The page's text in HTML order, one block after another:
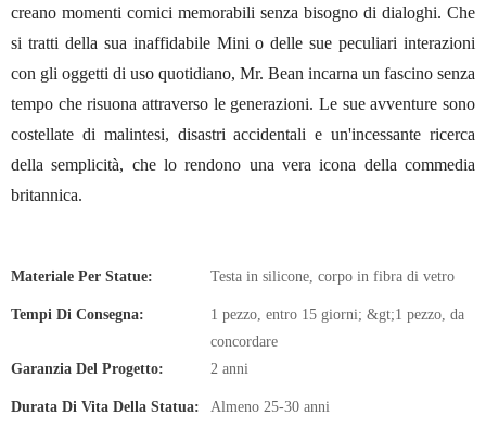
creano momenti comici memorabili senza bisogno di dialoghi. Che
si tratti della sua inaffidabile Mini o delle sue peculiari interazioni
con gli oggetti di uso quotidiano, Mr. Bean incarna un fascino senza
tempo che risuona attraverso le generazioni. Le sue avventure sono
costellate di malintesi, disastri accidentali e un'incessante ricerca
della semplicità, che lo rendono una vera icona della commedia
britannica.
Materiale Per Statue: Testa in silicone, corpo in fibra di vetro
Tempi Di Consegna:
1 pezzo, entro 15 giorni; &gt;1 pezzo, da
concordare
Garanzia Del Progetto:
2 anni
Durata Di Vita Della Statua: Almeno 25-30 anni